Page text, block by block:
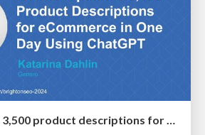
How to optimise 3,500 product descriptions for ecommerce in one day using ChatGPT